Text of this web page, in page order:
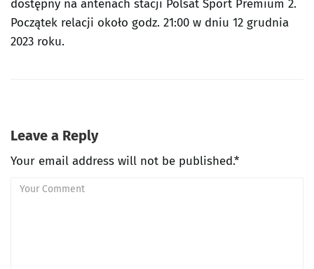
dostępny na antenach stacji Polsat Sport Premium 2.
Początek relacji około godz. 21:00 w dniu 12 grudnia
2023 roku.
Leave a Reply
Your email address will not be published.*